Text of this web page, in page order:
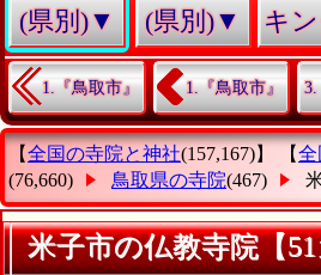
(県別)▼
(県別)▼
キ
1.『鳥取市』 1.『鳥取市』 3.
【全国の寺院と神社(157,167)】 【全
(76,660)
鳥取県の寺院(467)
米子市の仏教寺院【